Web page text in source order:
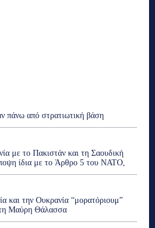
πάνω από στρατιωτική βάση
με το Πακιστάν και τη Σαουδική
ίδια με τo Άρθρο 5 του ΝΑΤΟ,
και την Ουκρανία “μορατόριουμ”
Μαύρη Θάλασσα